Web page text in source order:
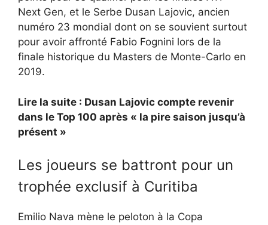
Next Gen, et le Serbe Dusan Lajovic, ancien
numéro 23 mondial dont on se souvient surtout
pour avoir affronté Fabio Fognini lors de la
finale historique du Masters de Monte-Carlo en
2019.
Lire la suite : Dusan Lajovic compte revenir
dans le Top 100 après « la pire saison jusqu’à
présent »
Les joueurs se battront pour un
trophée exclusif à Curitiba
Emilio Nava mène le peloton à la Copa